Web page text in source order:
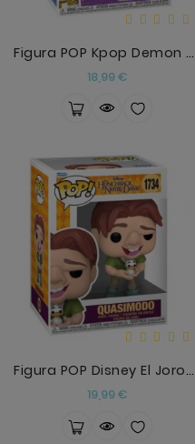
Figura POP Kpop Demon Hunters Zoey
18,99 €Precio
Figura POP Disney El Jorobado De Notre Dame Quasim
19,99 €Precio